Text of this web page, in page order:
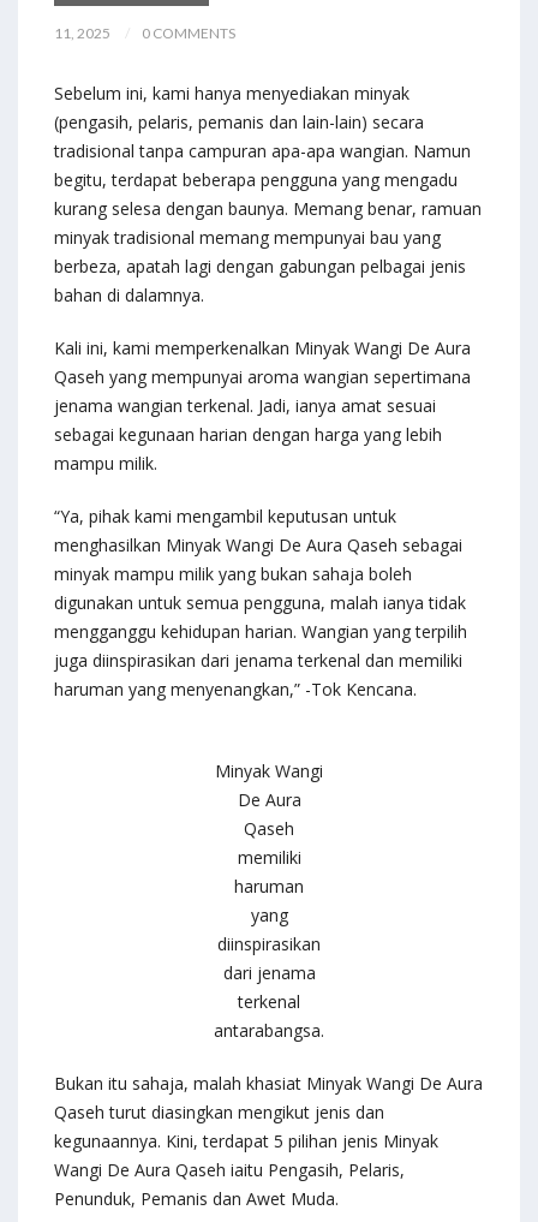
11, 2025 0 COMMENTS
Sebelum ini, kami hanya menyediakan minyak
(pengasih, pelaris, pemanis dan lain-lain) secara
tradisional tanpa campuran apa-apa wangian. Namun
begitu, terdapat beberapa pengguna yang mengadu
kurang selesa dengan baunya. Memang benar, ramuan
minyak tradisional memang mempunyai bau yang
berbeza, apatah lagi dengan gabungan pelbagai jenis
bahan di dalamnya.
Kali ini, kami memperkenalkan Minyak Wangi De Aura
Qaseh yang mempunyai aroma wangian sepertimana
jenama wangian terkenal. Jadi, ianya amat sesuai
sebagai kegunaan harian dengan harga yang lebih
mampu milik.
“Ya, pihak kami mengambil keputusan untuk
menghasilkan Minyak Wangi De Aura Qaseh sebagai
minyak mampu milik yang bukan sahaja boleh
digunakan untuk semua pengguna, malah ianya tidak
mengganggu kehidupan harian. Wangian yang terpilih
juga diinspirasikan dari jenama terkenal dan memiliki
haruman yang menyenangkan,” -Tok Kencana.
Minyak Wangi
De Aura
Qaseh
memiliki
haruman
yang
diinspirasikan
dari jenama
terkenal
antarabangsa.
Bukan itu sahaja, malah khasiat Minyak Wangi De Aura
Qaseh turut diasingkan mengikut jenis dan
kegunaannya. Kini, terdapat 5 pilihan jenis Minyak
Wangi De Aura Qaseh iaitu Pengasih, Pelaris,
Penunduk, Pemanis dan Awet Muda.